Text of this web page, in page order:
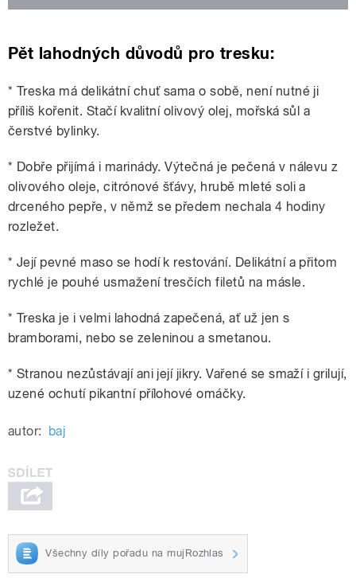
Pět lahodných důvodů pro tresku:
* Treska má delikátní chuť sama o sobě, není nutné ji
příliš kořenit. Stačí kvalitní olivový olej, mořská sůl a
čerstvé bylinky.
* Dobře přijímá i marinády. Výtečná je pečená v nálevu z
olivového oleje, citrónové šťávy, hrubě mleté soli a
drceného pepře, v němž se předem nechala 4 hodiny
rozležet.
* Její pevné maso se hodí k restování. Delikátní a přitom
rychlé je pouhé usmažení tresčích filetů na másle.
* Treska je i velmi lahodná zapečená, ať už jen s
bramborami, nebo se zeleninou a smetanou.
* Stranou nezůstávají ani její jikry. Vařené se smaží i grilují,
uzené ochutí pikantní přílohové omáčky.
autor: baj
Všechny díly pořadu na mujRozhlas